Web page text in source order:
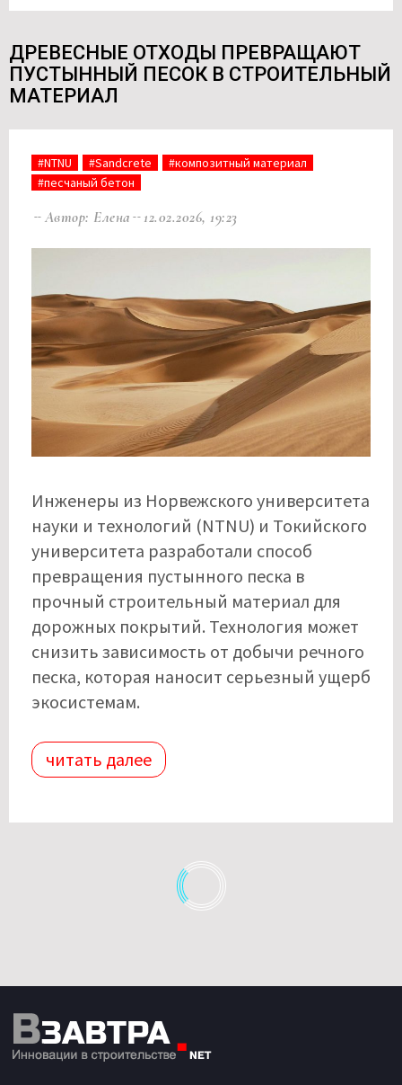
ДРЕВЕСНЫЕ ОТХОДЫ ПРЕВРАЩАЮТ
ПУСТЫННЫЙ ПЕСОК В СТРОИТЕЛЬНЫЙ
МАТЕРИАЛ
#NTNU #Sandcrete
#композитный материал
#песчаный бетон
Автор: Елена 12.02.2026, 19:23
Инженеры из Норвежского университета
науки и технологий (NTNU) и Токийского
университета разработали способ
превращения пустынного песка в
прочный строительный материал для
дорожных покрытий. Технология может
снизить зависимость от добычи речного
песка, которая наносит серьезный ущерб
экосистемам.
читать далее